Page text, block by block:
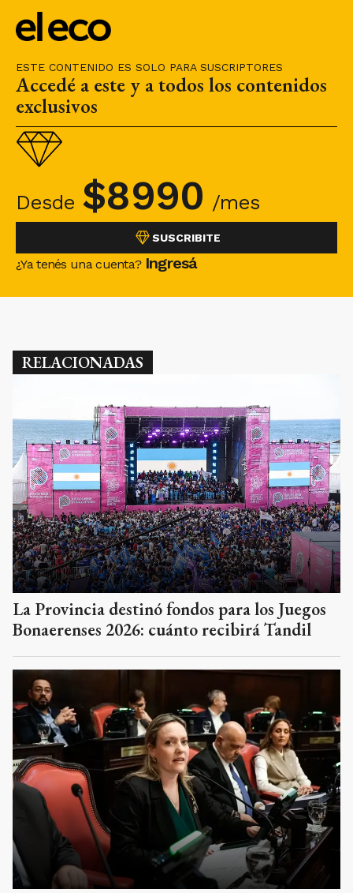
ESTE CONTENIDO ES SOLO PARA SUSCRIPTORES
Accedé a este y a todos los contenidos
exclusivos
Desde $8990 /mes
SUSCRIBITE
¿Ya tenés una cuenta? Ingresá
RELACIONADAS
La Provincia destinó fondos para los Juegos
Bonaerenses 2026: cuánto recibirá Tandil